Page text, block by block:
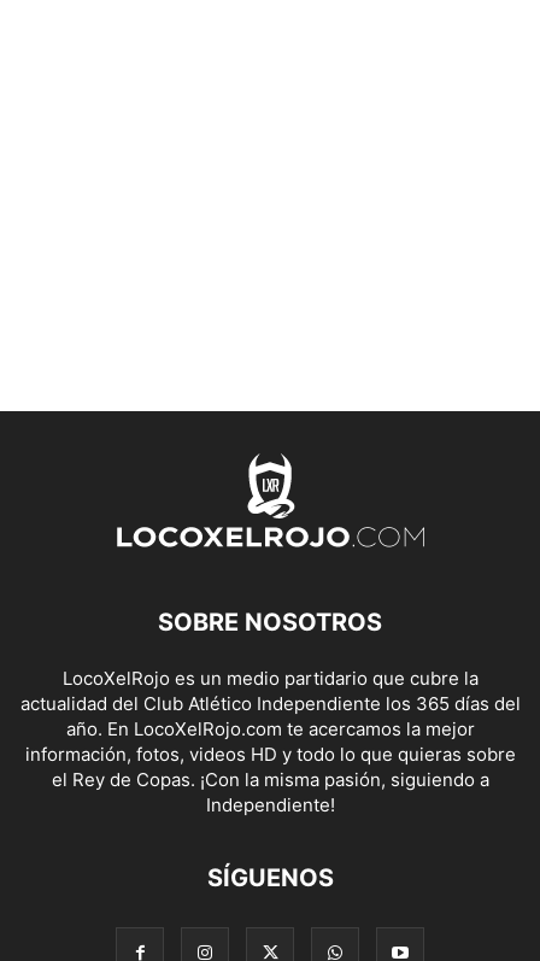
SOBRE NOSOTROS
LocoXelRojo es un medio partidario que cubre la
actualidad del Club Atlético Independiente los 365 días del
año. En LocoXelRojo.com te acercamos la mejor
información, fotos, videos HD y todo lo que quieras sobre
el Rey de Copas. ¡Con la misma pasión, siguiendo a
Independiente!
SÍGUENOS